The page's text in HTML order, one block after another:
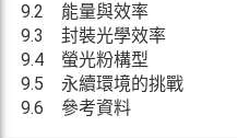
9.2 能量與效率
9.3 封裝光學效率
9.4 螢光粉構型
9.5 永續環境的挑戰
9.6 參考資料